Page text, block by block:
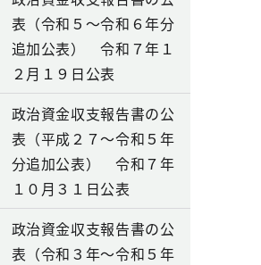
表（令和５～令和６年分
追加公表） 令和７年１
２月１９日公表
政治資金収支報告書の公
表（平成２７～令和５年
分追加公表） 令和７年
１０月３１日公表
政治資金収支報告書の公
表（令和３年～令和５年